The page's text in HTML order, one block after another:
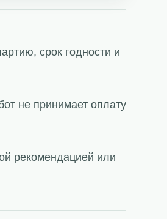
срок годности и
не принимает оплату
рекомендацией или